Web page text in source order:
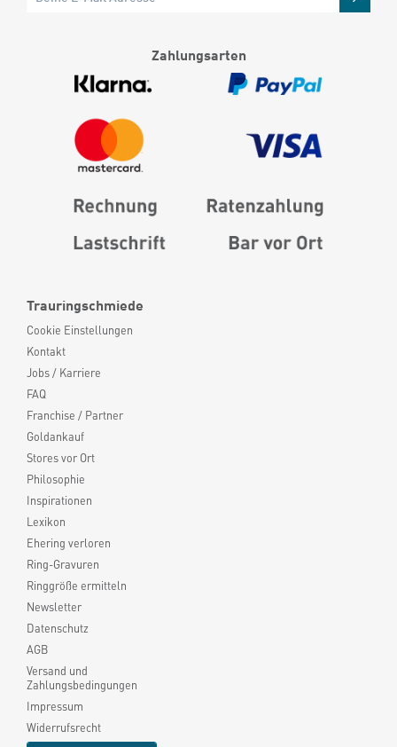
Trauringschmiede
Cookie Einstellungen
Kontakt
Jobs / Karriere
FAQ
Franchise / Partner
Goldankauf
Stores vor Ort
Philosophie
Inspirationen
Lexikon
Ehering verloren
Ring-Gravuren
Ringgröße ermitteln
Newsletter
Datenschutz
AGB
Versand und
Zahlungsbedingungen
Impressum
Widerrufsrecht
Zahlungsarten